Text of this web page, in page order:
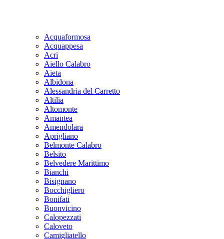
Acquaformosa
Acquappesa
Acri
Aiello Calabro
Aieta
Albidona
Alessandria del Carretto
Altilia
Altomonte
Amantea
Amendolara
Aprigliano
Belmonte Calabro
Belsito
Belvedere Marittimo
Bianchi
Bisignano
Bocchigliero
Bonifati
Buonvicino
Calopezzati
Caloveto
Camigliatello